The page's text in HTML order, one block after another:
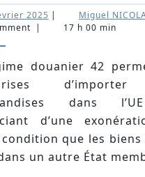
2025 26
février
| Miguel
| 17 h 00 min
dans
d’une
condition que les
un autre État